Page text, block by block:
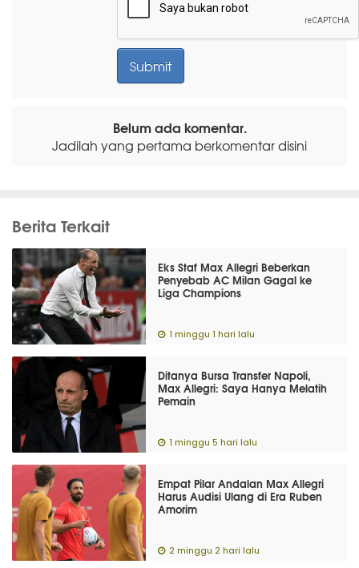
Belum ada komentar.
Jadilah yang pertama berkomentar disini
Berita Terkait
Eks Staf Max Allegri Beberkan
Penyebab AC Milan Gagal ke
Liga Champions
1 minggu 1 hari lalu
Ditanya Bursa Transfer Napoli,
Max Allegri: Saya Hanya Melatih
Pemain
1 minggu 5 hari lalu
Empat Pilar Andalan Max Allegri
Harus Audisi Ulang di Era Ruben
Amorim
2 minggu 2 hari lalu